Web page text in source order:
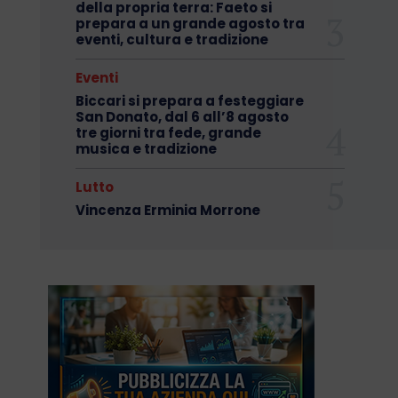
della propria terra: Faeto si
prepara a un grande agosto tra
eventi, cultura e tradizione
Eventi
Biccari si prepara a festeggiare
San Donato, dal 6 all’8 agosto
tre giorni tra fede, grande
musica e tradizione
Lutto
Vincenza Erminia Morrone